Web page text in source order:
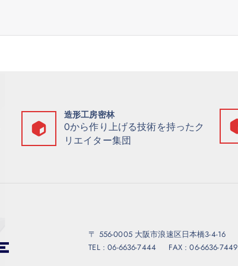
造形工房密林
0から作り上げる技術を持ったク
リエイター集団
〒 556-0005 大阪市浪速区日本橋3-4-16
TEL : 06-6636-7444 FAX : 06-6636-7449